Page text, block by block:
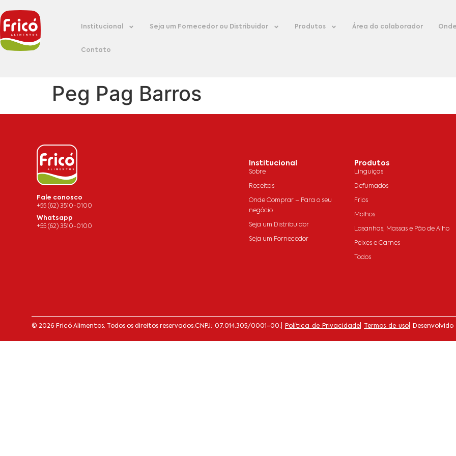
Institucional Seja um Fornecedor ou Distribuidor Produtos Área do colaborador
Contato
Peg Pag Barros
Fale conosco
+55 (62) 3510-0100
Whatsapp
+55 (62) 3510-0100
Institucional
Sobre
Receitas
Onde Comprar – Para o seu
negócio
Seja um Distribuidor
Seja um Fornecedor
Produtos
Linguiças
Defumados
Frios
Molhos
Lasanhas, Massas e Pão de Alho
Peixes e Carnes
Todos
© 2026 Fricó Alimentos. Todos os direitos reservados.CNPJ: 07.014.305/0001-00. Política de Privacidade Termos de uso |